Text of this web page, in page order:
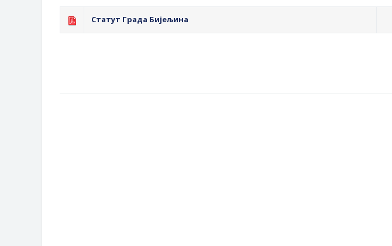
Статут Града Бијељина